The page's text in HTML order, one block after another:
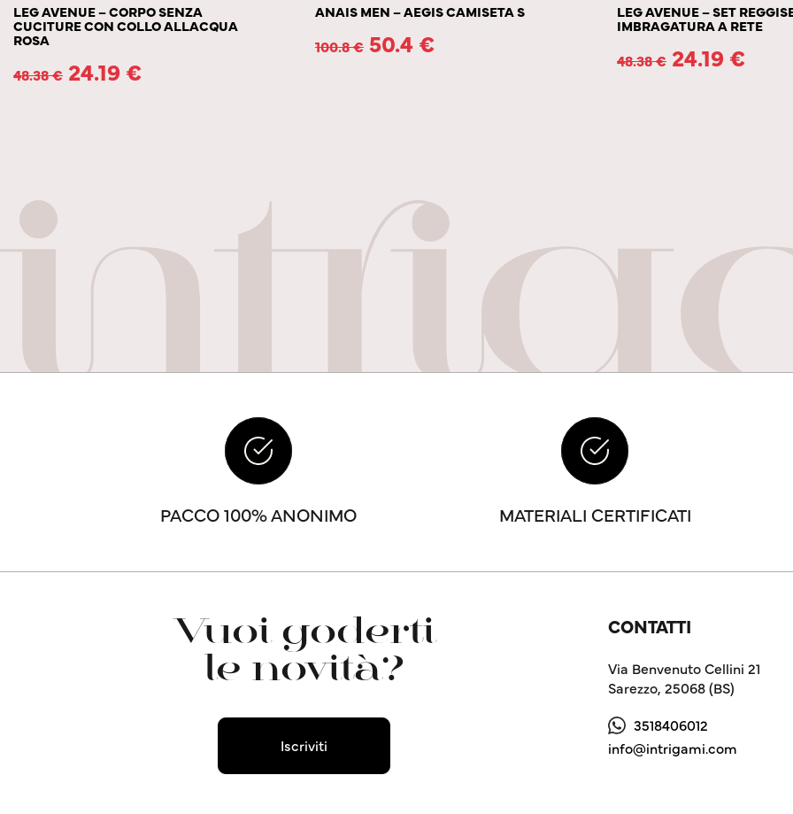
LEG AVENUE – CORPO SENZA
CUCITURE CON COLLO ALLACQUA
ROSA
48.38€ 24.19 €
ANAIS MEN – AEGIS CAMISETA S
100.8€ 50.4 €
LEG AVENUE – SET
IMBRAGATURA A RETE
48.38€ 24.19 €
PACCO 100% ANONIMO MATERIALI CERTIFICATI
Vuoi goderti
le novità?
Iscriviti
CONTATTI
Via Benvenuto Cellini 21
Sarezzo, 25068 (BS)
3518406012
info@intrigami.com